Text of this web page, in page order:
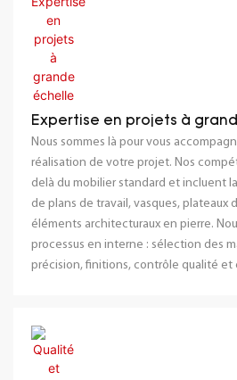
Expertise en projets à
Nous sommes là pour vous
réalisation de votre projet. Nos
delà du mobilier standard et incluent
de plans de travail, vasques, plateaux
éléments architecturaux en pierre.
processus en interne : sélection des
précision, finitions, contrôle qualité et